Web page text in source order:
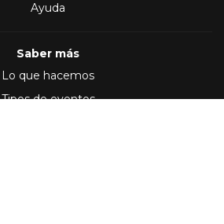
Ayuda
Saber más
Lo que hacemos
Tipos de eventos